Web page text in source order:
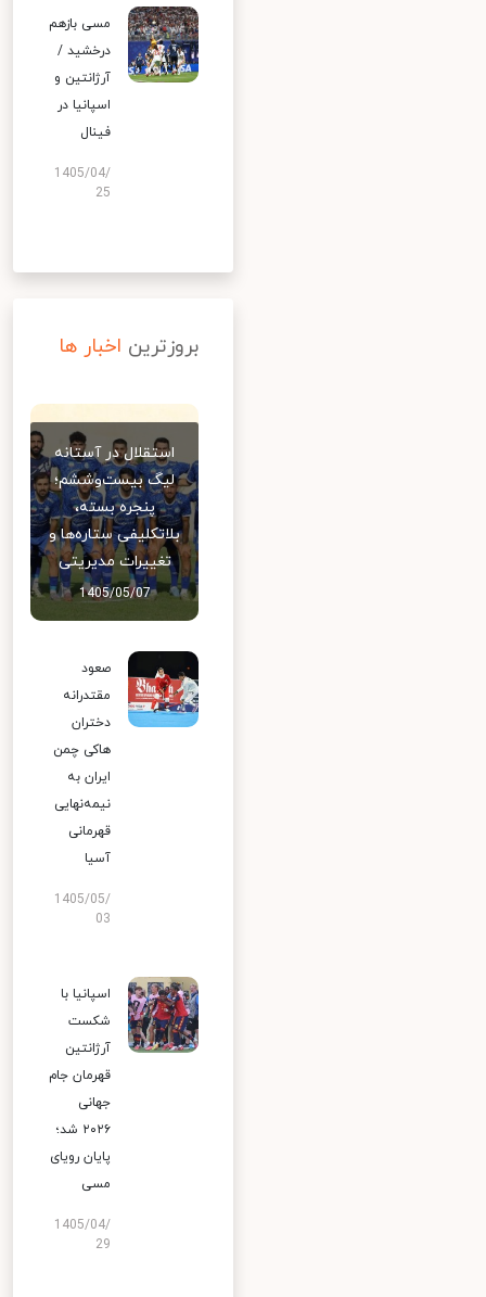
مسی بازهم
درخشید /
آرژانتین و
اسپانیا در
فینال
1405/04/
25
بروزترین اخبار ها
استقلال در آستانه
لیگ بیست‌وششم؛
پنجره بسته،
بلاتکلیفی ستاره‌ها و
تغییرات مدیریتی
1405/05/07
صعود
مقتدرانه
دختران
هاکی چمن
ایران به
نیمه‌نهایی
قهرمانی
آسیا
1405/05/
03
اسپانیا با
شکست
آرژانتین
قهرمان جام
جهانی
۲۰۲۶ شد؛
پایان رویای
مسی
1405/04/
29